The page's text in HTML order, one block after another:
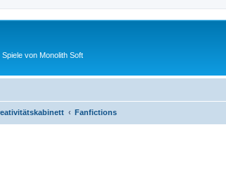
von Monolith Soft
Fanfictions